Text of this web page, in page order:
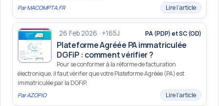
ParMACOMPTA.FR Lire l’article
26 Feb 2026 · +165J PA (PDP) et SC (OD)
Plateforme Agréée PA immatriculée
DGFiP : comment vérifier ?
Pour se conformer à la réforme de facturation
électronique, il faut vérifier que votre Plateforme Agréée (PA) est
immatriculée par la DGFiP.
ParAZOPIO Lire l’article